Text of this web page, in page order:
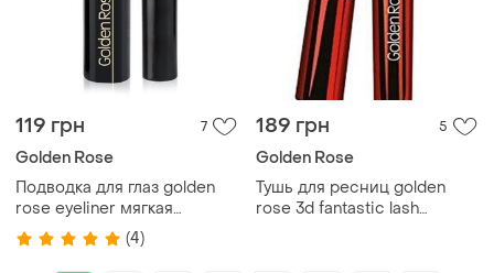
119 грн 7
Golden Rose
Подводка для глаз golden
rose eyeliner мягкая
кисточка голден роуз роза
(4)
189 грн 5
Golden Rose
Тушь для ресниц golden
rose 3d fantastic lash